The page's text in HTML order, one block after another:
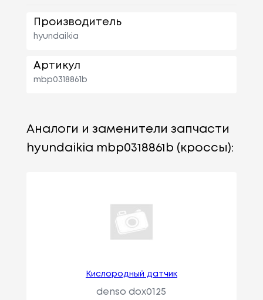
Производитель
hyundaikia
Артикул
mbp0318861b
Аналоги и заменители запчасти
hyundaikia mbp0318861b (кроссы):
Кислородный датчик
denso dox0125